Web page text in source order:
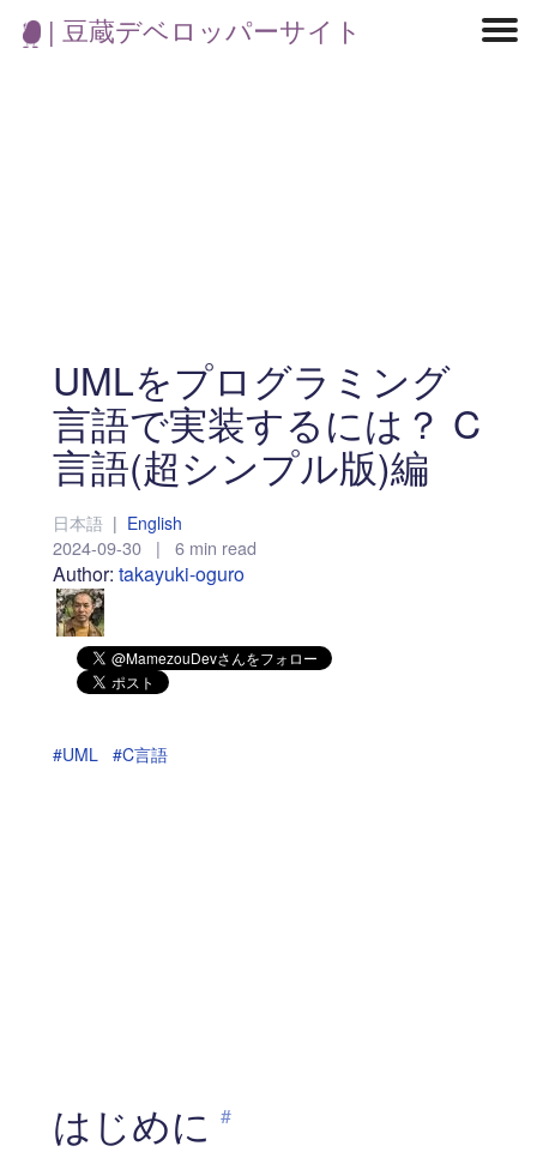
| 豆蔵デベロッパーサイト
UMLをプログラミング
言語で実装するには？ C
言語(超シンプル版)編
日本語 | English
2024-09-30 | 6 min read
Author: takayuki-oguro
#UML #C言語
はじめに #